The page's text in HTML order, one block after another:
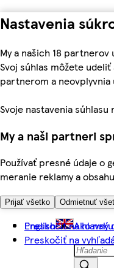
Nastavenia
My a našich 18
Svoj súhlas môžete
partnerom a neovplyvnia
Svoje nastavenia
My a naši partneri
Používať presné údaje o
meranie reklamy a
Prijať všetko Odmietnuť
Preskočiť na hlavný
Preskočiť na
English Ako